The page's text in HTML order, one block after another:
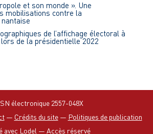
et son monde ». Une
mobilisations contre la
de l’affichage électoral à
de la présidentielle 2022
électronique 2557-048X
— Crédits du site— Politiques de publication
avec Lodel — Accès réservé